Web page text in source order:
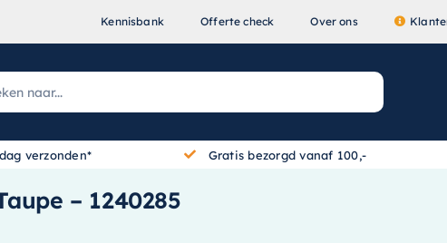
Kennisbank Offerte check Over ons
verzonden* Gratis bezorgd vanaf 100,-
– 1240285